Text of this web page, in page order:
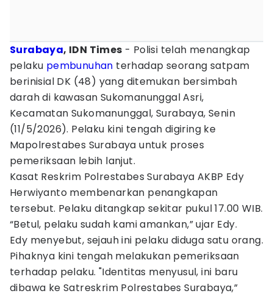
Surabaya, IDN Times - Polisi telah menangkap
pelaku pembunuhan terhadap seorang satpam
berinisial DK (48) yang ditemukan bersimbah
darah di kawasan Sukomanunggal Asri,
Kecamatan Sukomanunggal, Surabaya, Senin
(11/5/2026). Pelaku kini tengah digiring ke
Mapolrestabes Surabaya untuk proses
pemeriksaan lebih lanjut.
Kasat Reskrim Polrestabes Surabaya AKBP Edy
Herwiyanto membenarkan penangkapan
tersebut. Pelaku ditangkap sekitar pukul 17.00 WIB.
“Betul, pelaku sudah kami amankan,” ujar Edy.
Edy menyebut, sejauh ini pelaku diduga satu orang.
Pihaknya kini tengah melakukan pemeriksaan
terhadap pelaku. "Identitas menyusul, ini baru
dibawa ke Satreskrim Polrestabes Surabaya,”